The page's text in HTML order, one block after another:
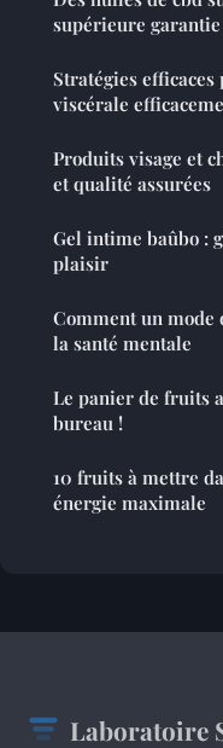
supérieure garantie
Stratégies
viscérale
Produits visage et
et qualité assurées
Gel intime baûbo :
plaisir
Comment un mode
la santé mentale
Le panier de fruits
bureau !
10 fruits à mettre
énergie maximale
Laboratoire